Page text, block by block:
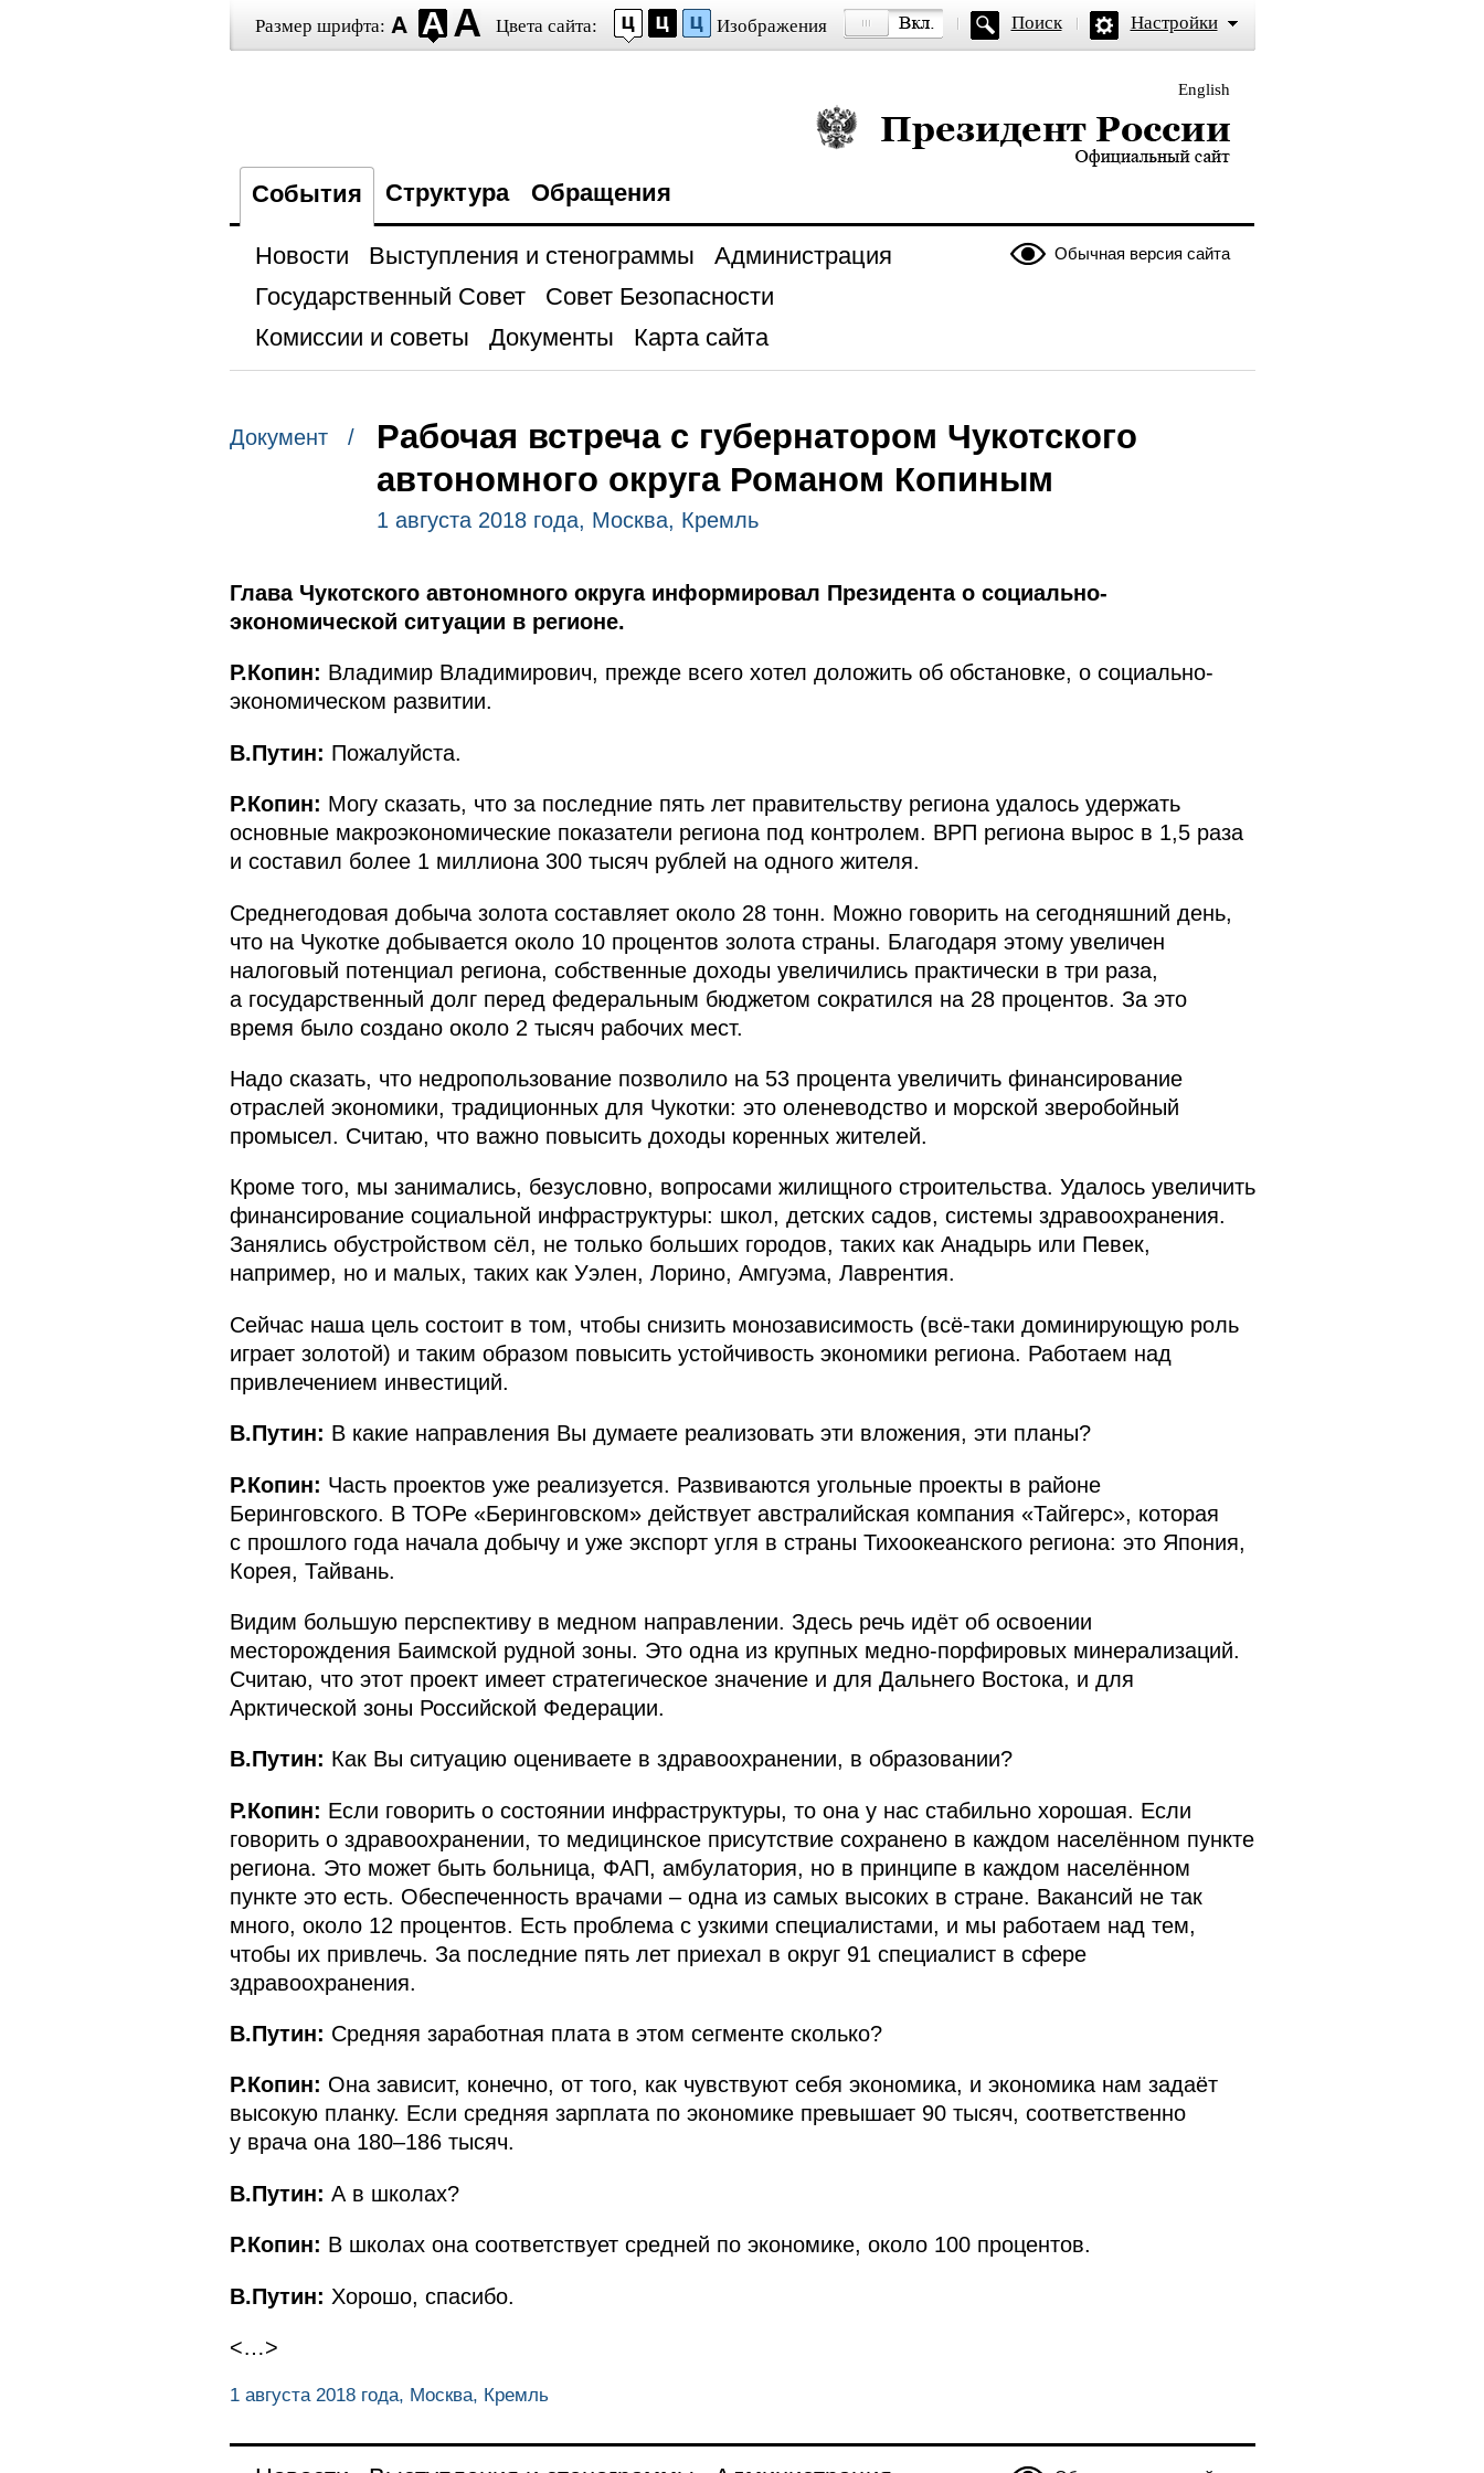
Размер шрифта: Цвета сайта: Изображения Поиск Настройки
English
Президент России — официальный сайт
События Структура Обращения
Обычная версия сайта
Новости Выступления и стенограммы
Администрация
Государственный Совет
Совет Безопасности
Комиссии и советы
Документы Карта сайта
Документ /
Рабочая встреча с губернатором Чукотского
автономного округа Романом Копиным
1 августа 2018 года, Москва, Кремль
Глава Чукотского автономного округа информировал Президента о социально-
экономической ситуации в регионе.
Р.Копин: Владимир Владимирович, прежде всего хотел доложить об обстановке, о социально-
экономическом развитии.
В.Путин: Пожалуйста.
Р.Копин: Могу сказать, что за последние пять лет правительству региона удалось удержать
основные макроэкономические показатели региона под контролем. ВРП региона вырос в 1,5 раза
и составил более 1 миллиона 300 тысяч рублей на одного жителя.
Среднегодовая добыча золота составляет около 28 тонн. Можно говорить на сегодняшний день,
что на Чукотке добывается около 10 процентов золота страны. Благодаря этому увеличен
налоговый потенциал региона, собственные доходы увеличились практически в три раза,
а государственный долг перед федеральным бюджетом сократился на 28 процентов. За это
время было создано около 2 тысяч рабочих мест.
Надо сказать, что недропользование позволило на 53 процента увеличить финансирование
отраслей экономики, традиционных для Чукотки: это оленеводство и морской зверобойный
промысел. Считаю, что важно повысить доходы коренных жителей.
Кроме того, мы занимались, безусловно, вопросами жилищного строительства. Удалось увеличить
финансирование социальной инфраструктуры: школ, детских садов, системы здравоохранения.
Занялись обустройством сёл, не только больших городов, таких как Анадырь или Певек,
например, но и малых, таких как Уэлен, Лорино, Амгуэма, Лаврентия.
Сейчас наша цель состоит в том, чтобы снизить монозависимость (всё-таки доминирующую роль
играет золотой) и таким образом повысить устойчивость экономики региона. Работаем над
привлечением инвестиций.
В.Путин: В какие направления Вы думаете реализовать эти вложения, эти планы?
Р.Копин: Часть проектов уже реализуется. Развиваются угольные проекты в районе
Беринговского. В ТОРе «Беринговском» действует австралийская компания «Тайгерс», которая
с прошлого года начала добычу и уже экспорт угля в страны Тихоокеанского региона: это Япония,
Корея, Тайвань.
Видим большую перспективу в медном направлении. Здесь речь идёт об освоении
месторождения Баимской рудной зоны. Это одна из крупных медно-порфировых минерализаций.
Считаю, что этот проект имеет стратегическое значение и для Дальнего Востока, и для
Арктической зоны Российской Федерации.
В.Путин: Как Вы ситуацию оцениваете в здравоохранении, в образовании?
Р.Копин: Если говорить о состоянии инфраструктуры, то она у нас стабильно хорошая. Если
говорить о здравоохранении, то медицинское присутствие сохранено в каждом населённом пункте
региона. Это может быть больница, ФАП, амбулатория, но в принципе в каждом населённом
пункте это есть. Обеспеченность врачами – одна из самых высоких в стране. Вакансий не так
много, около 12 процентов. Есть проблема с узкими специалистами, и мы работаем над тем,
чтобы их привлечь. За последние пять лет приехал в округ 91 специалист в сфере
здравоохранения.
В.Путин: Средняя заработная плата в этом сегменте сколько?
Р.Копин: Она зависит, конечно, от того, как чувствуют себя экономика, и экономика нам задаёт
высокую планку. Если средняя зарплата по экономике превышает 90 тысяч, соответственно
у врача она 180–186 тысяч.
В.Путин: А в школах?
Р.Копин: В школах она соответствует средней по экономике, около 100 процентов.
В.Путин: Хорошо, спасибо.
<…>
1 августа 2018 года, Москва, Кремль